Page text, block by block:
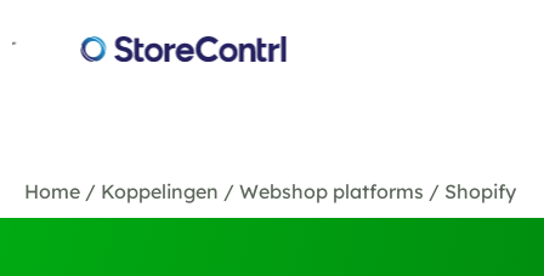
Home / Koppelingen / Webshop platforms / Shopify